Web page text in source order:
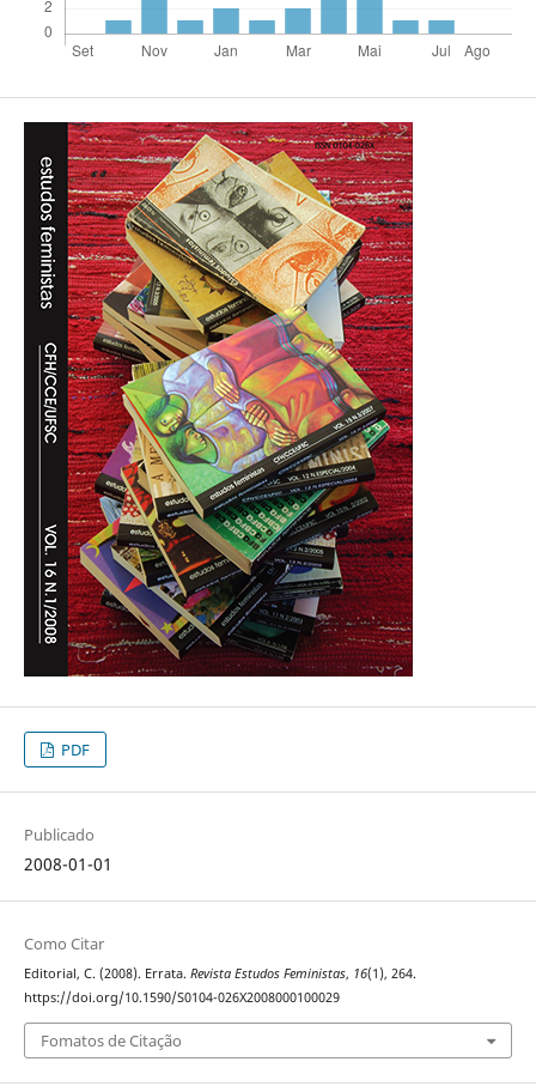
PDF
Publicado
2008-01-01
Como Citar
Editorial, C. (2008). Errata. Revista Estudos Feministas, 16(1), 264.
https://doi.org/10.1590/S0104-026X2008000100029
Fomatos de Citação